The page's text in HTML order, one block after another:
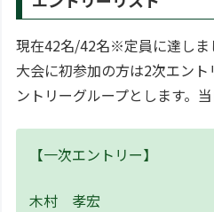
現在42名/42名※定員に達し
大会に初参加の方は2次エン
ントリーグループとします。
【一次エントリー】
木村 孝宏